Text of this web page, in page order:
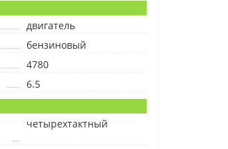
двигатель
бензиновый
4780
6.5
четырехтактный